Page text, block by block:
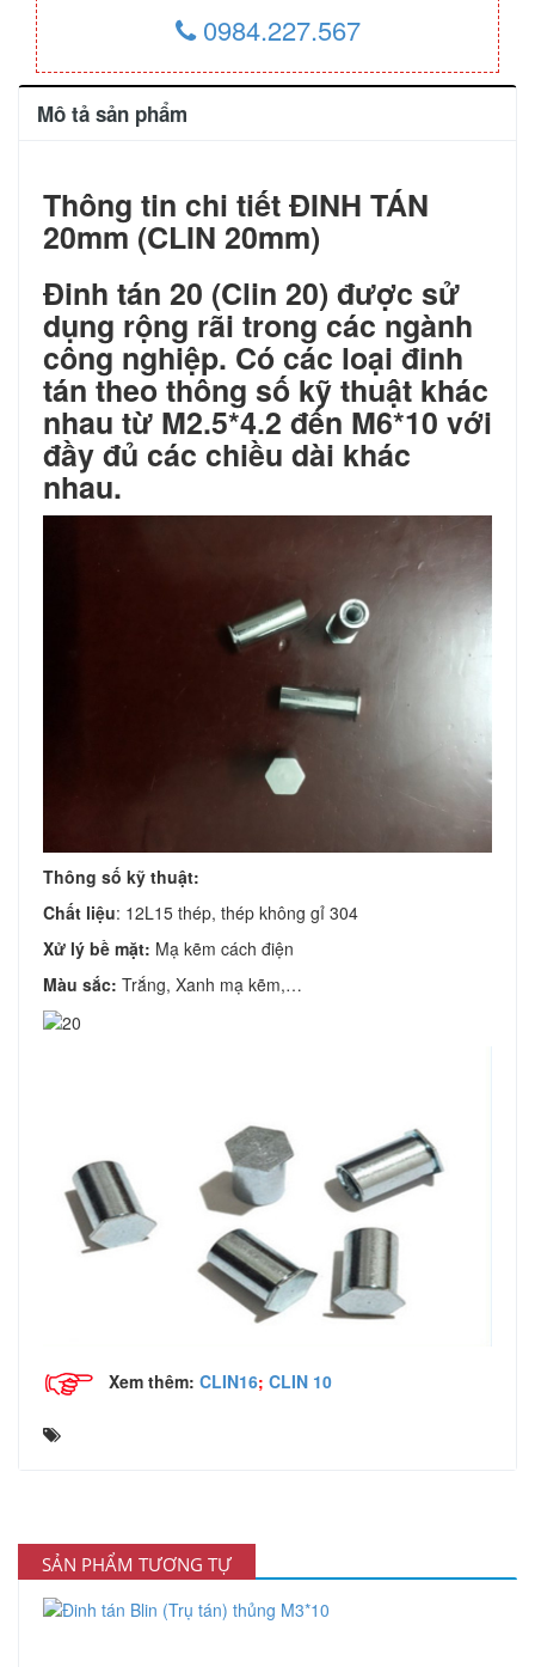
0984.227.567
Mô tả sản phẩm
Thông tin chi tiết ĐINH TÁN
20mm (CLIN 20mm)
Đinh tán 20 (Clin 20) được sử
dụng rộng rãi trong các ngành
công nghiệp. Có các loại đinh
tán theo thông số kỹ thuật khác
nhau từ M2.5*4.2 đến M6*10 với
đầy đủ các chiều dài khác
nhau.
Thông số kỹ thuật:
Chất liệu: 12L15 thép, thép không gỉ 304
Xử lý bề mặt: Mạ kẽm cách điện
Màu sắc: Trắng, Xanh mạ kẽm,…
Xem thêm: CLIN16; CLIN 10
SẢN PHẨM TƯƠNG TỰ